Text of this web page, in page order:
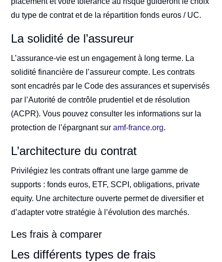
du type de contrat et de la répartition fonds euros / UC.
La solidité de l’assureur
L’assurance-vie est un engagement à long terme. La
solidité financière de l’assureur compte. Les contrats
sont encadrés par le Code des assurances et supervisés
par l’Autorité de contrôle prudentiel et de résolution
(ACPR). Vous pouvez consulter les informations sur la
protection de l’épargnant suramf-france.org.
L’architecture du contrat
Privilégiez les contrats offrant une large gamme de
supports : fonds euros, ETF, SCPI, obligations, private
equity. Une architecture ouverte permet de diversifier et
d’adapter votre stratégie à l’évolution des marchés.
Les frais à comparer
Les différents types de frais